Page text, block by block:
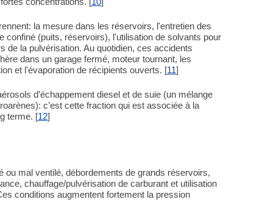
la mesure dans les réservoirs, l'entretien des
confiné (puits, réservoirs), l'utilisation de solvants pour
de la pulvérisation. Au quotidien, ces accidents
dans un garage fermé, moteur tournant, les
et l'évaporation de récipients ouverts. [11]
d’échappement diesel et de suie (un mélange
c’est cette fraction qui est associée à la
terme. [12]
ou mal ventilé, débordements de grands réservoirs,
chauffage/pulvérisation de carburant et utilisation
conditions augmentent fortement la pression